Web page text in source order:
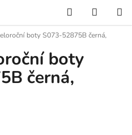
Hledat
KOŠÍK
boty S073-52875B černá,
boty
černá,